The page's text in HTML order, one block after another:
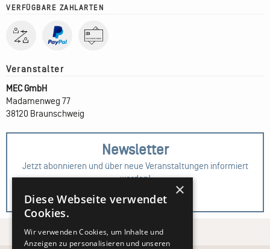
VERFÜGBARE ZAHLARTEN
MEC GmbH
Madamenweg 77
38120 Braunschweig
Newsletter
Jetzt abonnieren und über neue Veranstaltungen informiert
werden!
Zur Anmeldung ×
Diese Webseite verwendet
Cookies.
Wir verwenden Cookies, um Inhalte und
Anzeigen zu personalisieren und unseren